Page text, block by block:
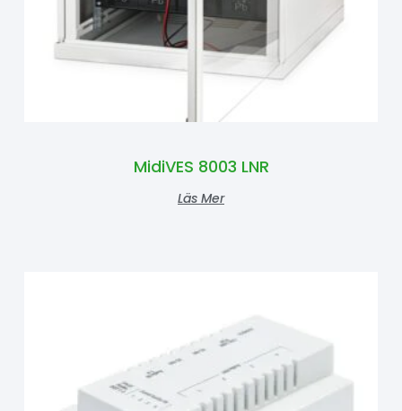
MidiVES 8003 LNR
Läs Mer